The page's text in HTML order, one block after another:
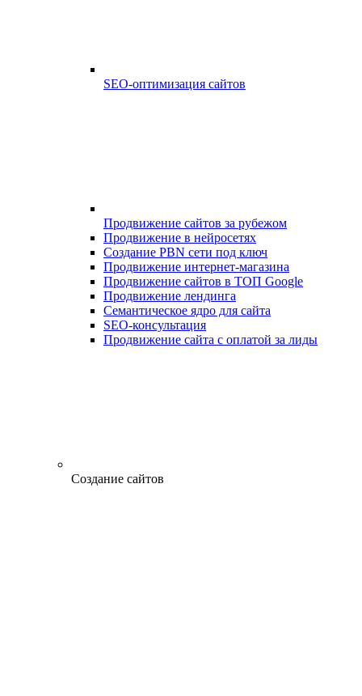
SEO-оптимизация сайтов
Продвижение сайтов за рубежом
Продвижение в нейросетях
Создание PBN сети под ключ
Продвижение интернет-магазина
Продвижение сайтов в ТОП Google
Продвижение лендинга
Семантическое ядро для сайта
SEO-консультация
Продвижение сайта с оплатой за лиды
Создание сайтов